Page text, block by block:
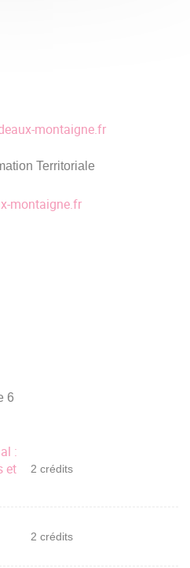
montaigne.fr
Territoriale
montaigne.fr
6
:
et
2 crédits
2 crédits